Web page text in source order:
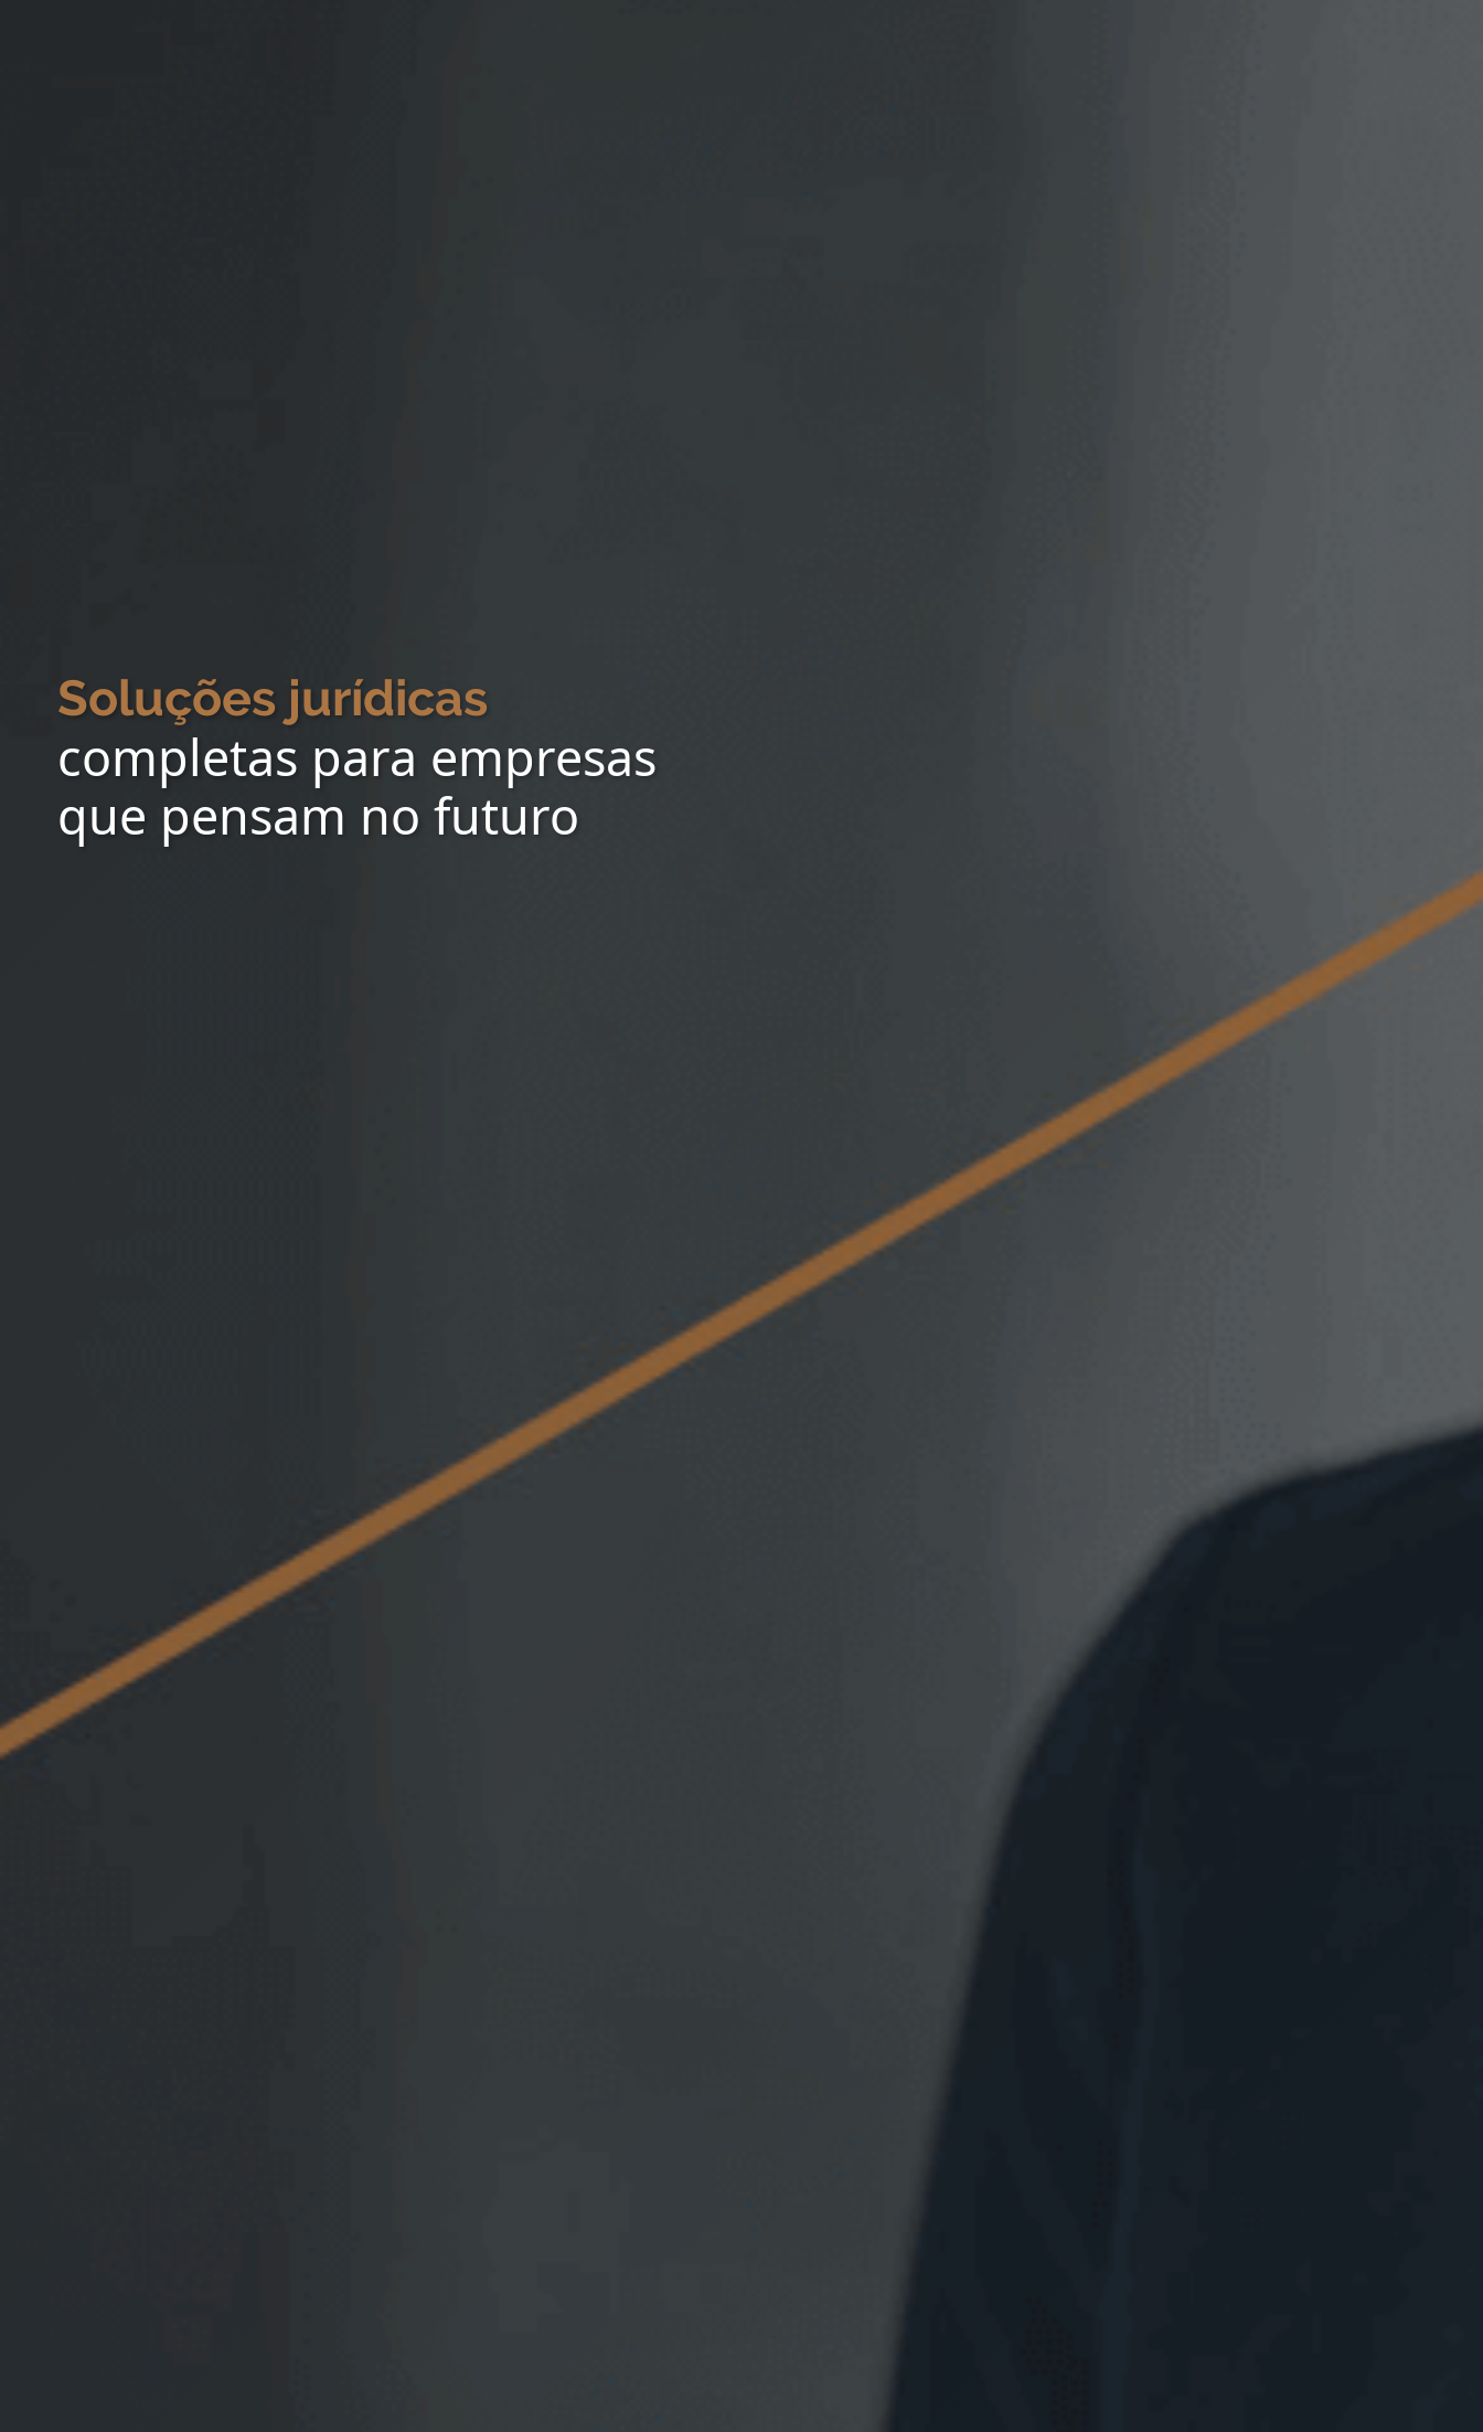
Soluções jurídicas
completas para empresas
que pensam no futuro